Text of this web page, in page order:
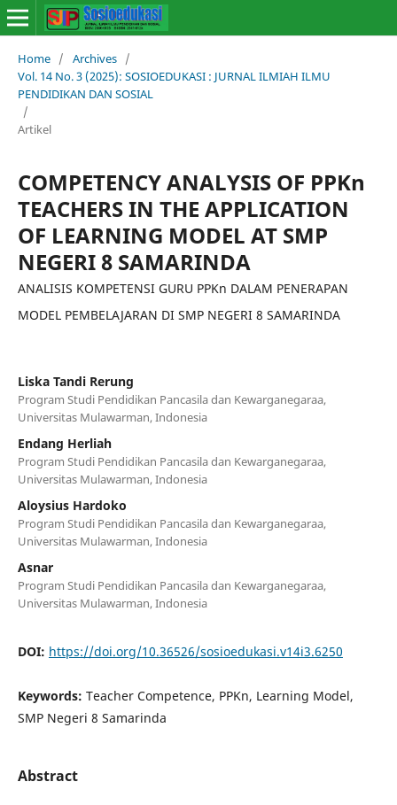
Home / Archives /
Vol. 14 No. 3 (2025): SOSIOEDUKASI : JURNAL ILMIAH ILMU
PENDIDIKAN DAN SOSIAL
/
Artikel
COMPETENCY ANALYSIS OF PPKn
TEACHERS IN THE APPLICATION
OF LEARNING MODEL AT SMP
NEGERI 8 SAMARINDA
ANALISIS KOMPETENSI GURU PPKn DALAM PENERAPAN
MODEL PEMBELAJARAN DI SMP NEGERI 8 SAMARINDA
Liska Tandi Rerung
Program Studi Pendidikan Pancasila dan Kewarganegaraa,
Universitas Mulawarman, Indonesia
Endang Herliah
Program Studi Pendidikan Pancasila dan Kewarganegaraa,
Universitas Mulawarman, Indonesia
Aloysius Hardoko
Program Studi Pendidikan Pancasila dan Kewarganegaraa,
Universitas Mulawarman, Indonesia
Asnar
Program Studi Pendidikan Pancasila dan Kewarganegaraa,
Universitas Mulawarman, Indonesia
DOI: https://doi.org/10.36526/sosioedukasi.v14i3.6250
Keywords: Teacher Competence, PPKn, Learning Model,
SMP Negeri 8 Samarinda
Abstract